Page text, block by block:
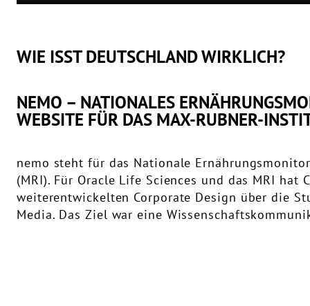
WIE ISST DEUTSCHLAND WIRKLICH?
NEMO – NATIONALES
WEBSITE FÜR DAS MAX-RUBNER-
nemo steht für das Nationale
(MRI). Für Oracle Life Sciences und das MRI
weiterentwickelten Corporate Design über die
Media. Das Ziel war eine